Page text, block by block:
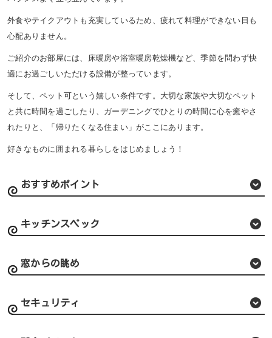
外食やテイクアウトも充実しているため、疲れて料理ができない日も
心配ありません。
ご紹介のお部屋には、床暖房や浴室暖房乾燥機など、季節を問わず快
適にお過ごしいただける設備が整っています。
そして、ペット可という嬉しい条件です。大切な家族や大切なペット
と共に時間を過ごしたり、ガーデニングでひとりの時間に心を癒やさ
れたりと、「帰りたくなる住まい」がここにあります。
好きなものに囲まれる暮らしをはじめましょう！
おすすめポイント
キッチンスペック
窓からの眺め
セキュリティ